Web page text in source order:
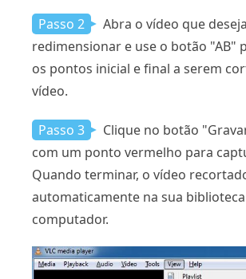
Passo 2
Abra o vídeo que deseja
redimensionar e use o botão "AB"
os pontos inicial e final a serem
vídeo.
Passo 3
Clique no botão
com um ponto vermelho para
Quando terminar, o vídeo
automaticamente na sua
computador.